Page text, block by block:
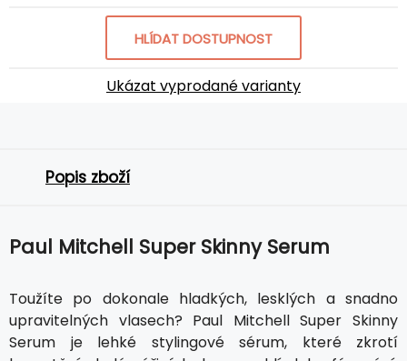
HLÍDAT DOSTUPNOST
Ukázat vyprodané varianty
Popis zboží
Paul Mitchell Super Skinny Serum
Toužíte po dokonale hladkých, lesklých a snadno
upravitelných vlasech? Paul Mitchell Super Skinny
Serum je lehké stylingové sérum, které zkrotí